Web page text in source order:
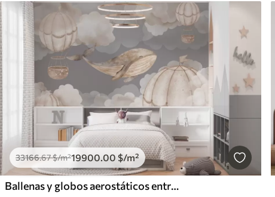
33166.67$/m²19900.00 $/m²
Ballenas y globos aerostáticos entre suaves nubes